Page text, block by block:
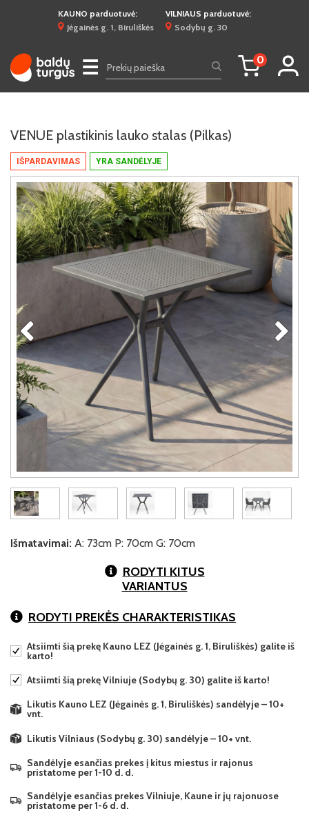
KAUNO parduotuvė:
Jėgainės g. 1, Biruliškės
VILNIAUS parduotuvė:
Sodybų g. 30
☰ 0
IŠPARDAVIMAS YRA SANDĖLYJE
VENUE plastikinis lauko stalas (Pilkas)
Išmatavimai: A: 73cm P: 70cm G: 70cm
RODYTI KITUS
VARIANTUS
RODYTI PREKĖS CHARAKTERISTIKAS
Atsiimti šią prekę Kauno LEZ (Jėgainės g. 1, Biruliškės) galite iš
karto!
Atsiimti šią prekę Vilniuje (Sodybų g. 30) galite iš karto!
Likutis Kauno LEZ (Jėgainės g. 1, Biruliškės) sandėlyje – 10+
vnt.
Likutis Vilniaus (Sodybų g. 30) sandėlyje – 10+ vnt.
Sandėlyje esančias prekes į kitus miestus ir rajonus
pristatome per 1-10 d. d.
Sandėlyje esančias prekes Vilniuje, Kaune ir jų rajonuose
pristatome per 1-6 d. d.